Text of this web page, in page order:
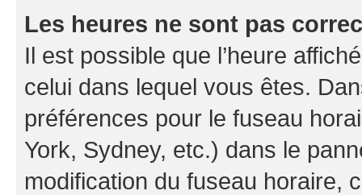
Les heures ne sont pas
Il est possible que l’heure
celui dans lequel vous êtes.
préférences pour le fuseau
York, Sydney, etc.) dans le
modification du fuseau horaire,